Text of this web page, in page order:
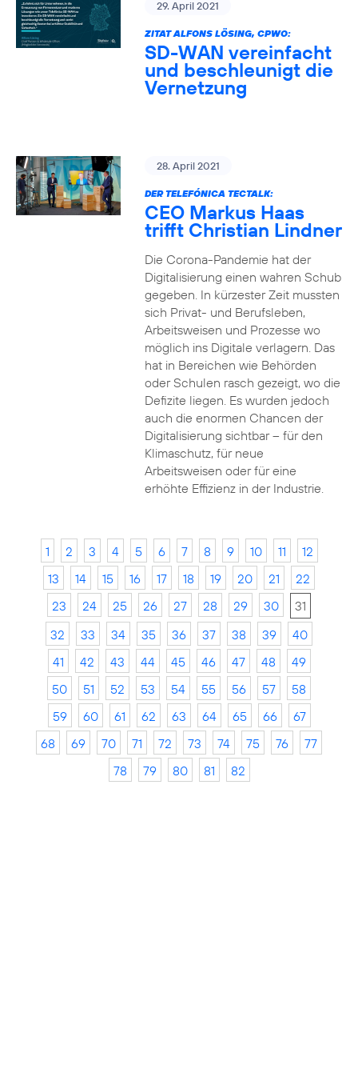
29. April 2021
ZITAT ALFONS LÖSING, CPWO:
SD-WAN vereinfacht
und beschleunigt die
Vernetzung
28. April 2021
DER TELEFÓNICA TECTALK:
CEO Markus Haas
trifft Christian Lindner
Die Corona-Pandemie hat der
Digitalisierung einen wahren Schub
gegeben. In kürzester Zeit mussten
sich Privat- und Berufsleben,
Arbeitsweisen und Prozesse wo
möglich ins Digitale verlagern. Das
hat in Bereichen wie Behörden
oder Schulen rasch gezeigt, wo die
Defizite liegen. Es wurden jedoch
auch die enormen Chancen der
Digitalisierung sichtbar – für den
Klimaschutz, für neue
Arbeitsweisen oder für eine
erhöhte Effizienz in der Industrie.
1 2 3 4 5 6 7 8 9 10 11
12
13
14 15 16 17 18 19 20 21
22
23
24 25 26 27 28 29 30
31
32
33 34 35 36 37 38 39
40
41
42 43 44 45 46 47 48
49
50
51 52 53 54 55 56 57
58
59
60 61 62 63 64 65 66
67
68
69 70 71 72 73 74 75 76
77
78
79 80 81 82